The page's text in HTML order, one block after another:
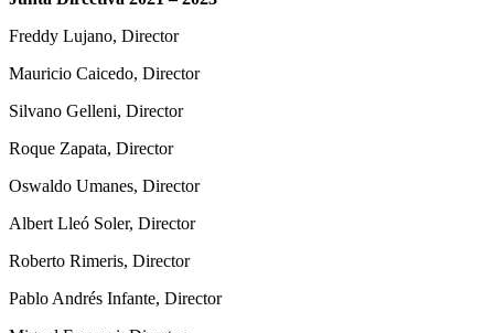
Freddy Lujano, Director
Mauricio Caicedo, Director
Silvano Gelleni, Director
Roque Zapata, Director
Oswaldo Umanes, Director
Albert Lleó Soler, Director
Roberto Rimeris, Director
Pablo Andrés Infante, Director